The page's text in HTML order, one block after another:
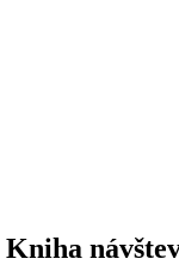
Kniha